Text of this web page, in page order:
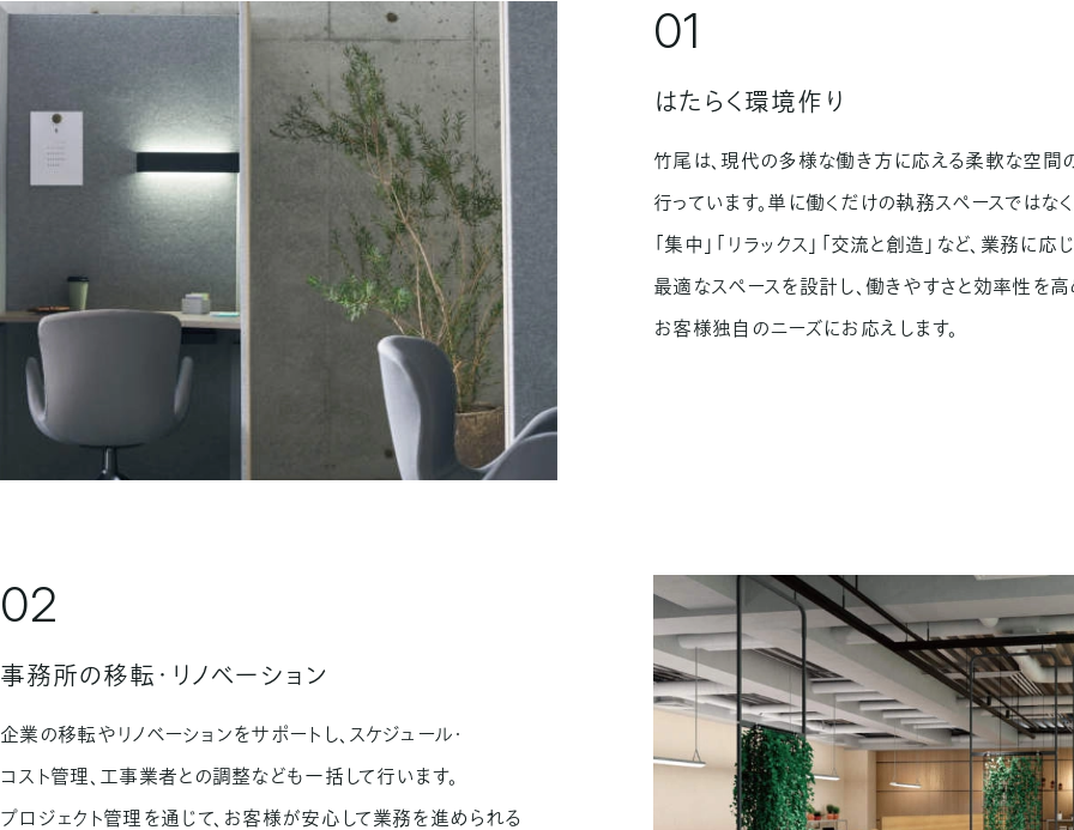
01
はたらく環境作り
竹尾は、現代の多様な働き方に応える柔軟な空間
行っています。単に働くだけの執務スペースではなく
「集中」「リラックス」「交流と創造」など、業務に応
最適なスペースを設計し、働きやすさと効率性を高
お客様独自のニーズにお応えします。
02
事務所の移転・リノベーション
企業の移転やリノベーションをサポートし、スケジュール・
コスト管理、工事業者との調整なども一括して行います。
プロジェクト管理を通じて、お客様が安心して業務を進められる